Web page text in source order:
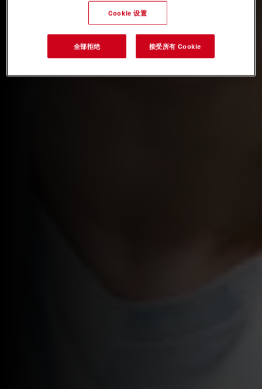
Cookie 设置
全部拒绝 接受所有 Cookie